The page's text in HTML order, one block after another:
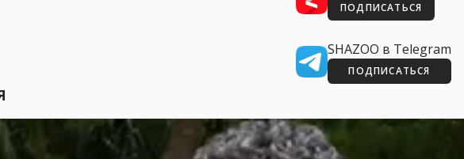
ПОДПИСАТЬСЯ
SHAZOO в Telegram
ПОДПИСАТЬСЯ